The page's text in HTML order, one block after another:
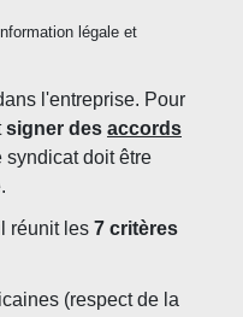
légale et
l'entreprise. Pour
signer des accords
syndicat doit être
réunit les 7 critères
(respect de la